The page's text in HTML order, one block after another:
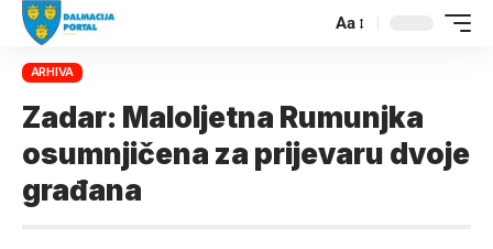
Aa
ARHIVA
Zadar: Maloljetna Rumunjka
osumnjičena za prijevaru dvoje
građana